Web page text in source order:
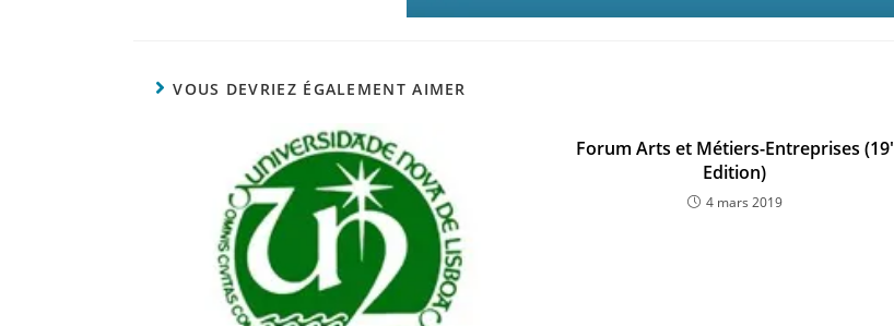
VOUS DEVRIEZ ÉGALEMENT AIMER
Forum Arts et Métiers-Entreprises (19′
Edition)
4 mars 2019